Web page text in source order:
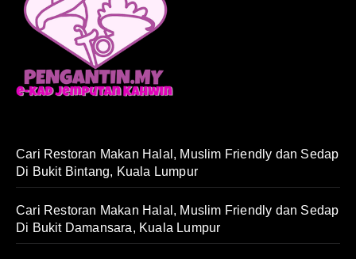
Cari Restoran Makan Halal, Muslim Friendly dan Sedap
Di Bukit Bintang, Kuala Lumpur
Cari Restoran Makan Halal, Muslim Friendly dan Sedap
Di Bukit Damansara, Kuala Lumpur